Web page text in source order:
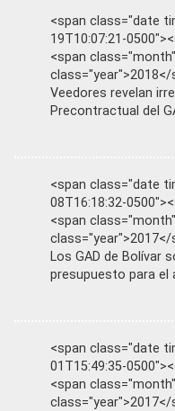
<span class="date
19T10:07:21-
<span
Veedores revelan
Precontractual del
<span class="date
08T16:18:32-
<span
Los GAD de Bolívar
presupuesto para el
<span class="date
01T15:49:35-
<span